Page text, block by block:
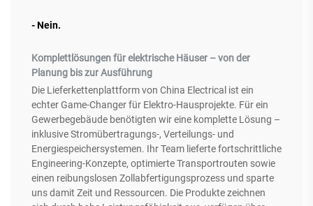
- Nein.
Komplettlösungen für elektrische Häuser – von der
Planung bis zur Ausführung
Die Lieferkettenplattform von China Electrical ist ein
echter Game-Changer für Elektro-Hausprojekte. Für ein
Gewerbegebäude benötigten wir eine komplette Lösung –
inklusive Stromübertragungs-, Verteilungs- und
Energiespeichersystemen. Ihr Team lieferte fortschrittliche
Engineering-Konzepte, optimierte Transportrouten sowie
einen reibungslosen Zollabfertigungsprozess und sparte
uns damit Zeit und Ressourcen. Die Produkte zeichnen